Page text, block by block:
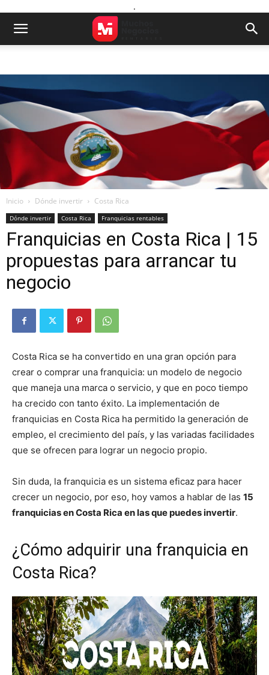
.
Inicio Dónde invertir Costa Rica
Dónde invertir Costa Rica Franquicias rentables
Franquicias en Costa Rica | 15
propuestas para arrancar tu
negocio
Costa Rica se ha convertido en una gran opción para
crear o comprar una franquicia: un modelo de negocio
que maneja una marca o servicio, y que en poco tiempo
ha crecido con tanto éxito. La implementación de
franquicias en Costa Rica ha permitido la generación de
empleo, el crecimiento del país, y las variadas facilidades
que se ofrecen para lograr un negocio propio.
Sin duda, la franquicia es un sistema eficaz para hacer
crecer un negocio, por eso, hoy vamos a hablar de las 15
franquicias en Costa Rica en las que puedes invertir.
¿Cómo adquirir una franquicia en
Costa Rica?